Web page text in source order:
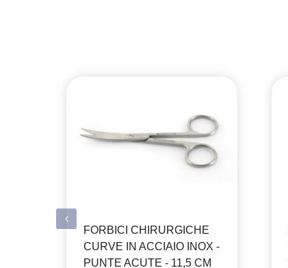
FORBICI CHIRURGICHE
CURVE IN ACCIAIO INOX -
PUNTE ACUTE - 11,5 CM